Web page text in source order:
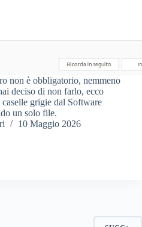
non è obbligatorio, nemmeno
deciso di non farlo, ecco
grigie dal Software
un solo file.
10 Maggio 2026